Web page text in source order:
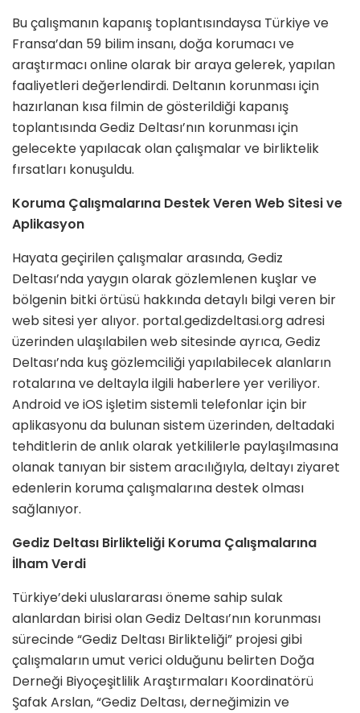
Bu çalışmanın kapanış toplantısındaysa Türkiye ve
Fransa’dan 59 bilim insanı, doğa korumacı ve
araştırmacı online olarak bir araya gelerek, yapılan
faaliyetleri değerlendirdi. Deltanın korunması için
hazırlanan kısa filmin de gösterildiği kapanış
toplantısında Gediz Deltası’nın korunması için
gelecekte yapılacak olan çalışmalar ve birliktelik
fırsatları konuşuldu.
Koruma Çalışmalarına Destek Veren Web Sitesi ve
Aplikasyon
Hayata geçirilen çalışmalar arasında, Gediz
Deltası’nda yaygın olarak gözlemlenen kuşlar ve
bölgenin bitki örtüsü hakkında detaylı bilgi veren bir
web sitesi yer alıyor. portal.gedizdeltasi.org adresi
üzerinden ulaşılabilen web sitesinde ayrıca, Gediz
Deltası’nda kuş gözlemciliği yapılabilecek alanların
rotalarına ve deltayla ilgili haberlere yer veriliyor.
Android ve iOS işletim sistemli telefonlar için bir
aplikasyonu da bulunan sistem üzerinden, deltadaki
tehditlerin de anlık olarak yetkililerle paylaşılmasına
olanak tanıyan bir sistem aracılığıyla, deltayı ziyaret
edenlerin koruma çalışmalarına destek olması
sağlanıyor.
Gediz Deltası Birlikteliği Koruma Çalışmalarına
İlham Verdi
Türkiye’deki uluslararası öneme sahip sulak
alanlardan birisi olan Gediz Deltası’nın korunması
sürecinde “Gediz Deltası Birlikteliği” projesi gibi
çalışmaların umut verici olduğunu belirten Doğa
Derneği Biyoçeşitlilik Araştırmaları Koordinatörü
Şafak Arslan, “Gediz Deltası, derneğimizin ve